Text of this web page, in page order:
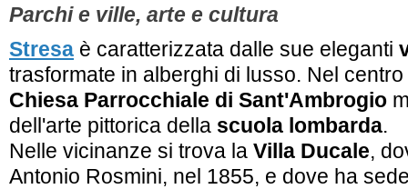
Parchi e ville, arte e cultura
Stresa è caratterizzata dalle sue eleganti
trasformate in alberghi di lusso. Nel
Chiesa Parrocchiale di Sant'Ambrogio
dell'arte pittorica della scuola lombarda.
Nelle vicinanze si trova la Villa Ducale,
Antonio Rosmini, nel 1855, e dove ha